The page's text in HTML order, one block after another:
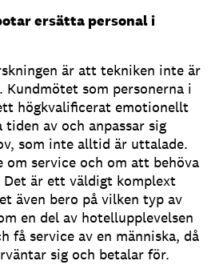
ersätta personal i
är att tekniken inte är
som personerna i
högkvalificerat emotionellt
tiden av och anpassar sig
som inte alltid är uttalade.
om service och om att behöva
Det är ett väldigt komplext
även bero på vilken typ av
en del av hotellupplevelsen
få service av en människa, då
sig och betalar för.